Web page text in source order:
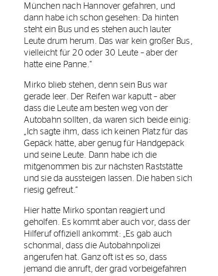
München nach Hannover gefahren, und
dann habe ich schon gesehen: Da hinten
steht ein Bus und es stehen auch lauter
Leute drum herum. Das war kein großer Bus,
vielleicht für 20 oder 30 Leute – aber der
hatte eine Panne.“
Mirko blieb stehen, denn sein Bus war
gerade leer. Der Reifen war kaputt – aber
dass die Leute am besten weg von der
Autobahn sollten, da waren sich beide einig:
„Ich sagte ihm, dass ich keinen Platz für das
Gepäck hätte, aber genug für Handgepäck
und seine Leute. Dann habe ich die
mitgenommen bis zur nächsten Raststätte
und sie da aussteigen lassen. Die haben sich
riesig gefreut.“
Hier hatte Mirko spontan reagiert und
geholfen. Es kommt aber auch vor, dass der
Hilferuf offiziell ankommt: „Es gab auch
schonmal, dass die Autobahnpolizei
angerufen hat. Ganz oft ist es so, dass
jemand die anruft, der grad vorbeigefahren